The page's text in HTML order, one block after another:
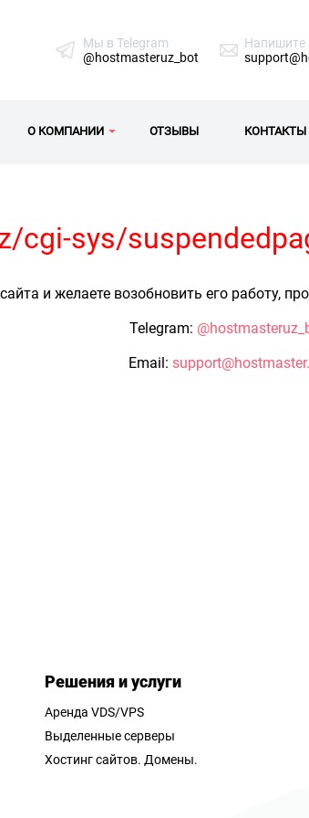
Мы в Telegram
@hostmasteruz_bot
Напишите
О КОМПАНИИ ОТЗЫВЫ КОНТАКТЫ
cgi-sys/
и желаете возобновить его работу,
Telegram:
Email:
Решения и услуги
Аренда VDS/VPS
Выделенные серверы
Хостинг сайтов. Домены.